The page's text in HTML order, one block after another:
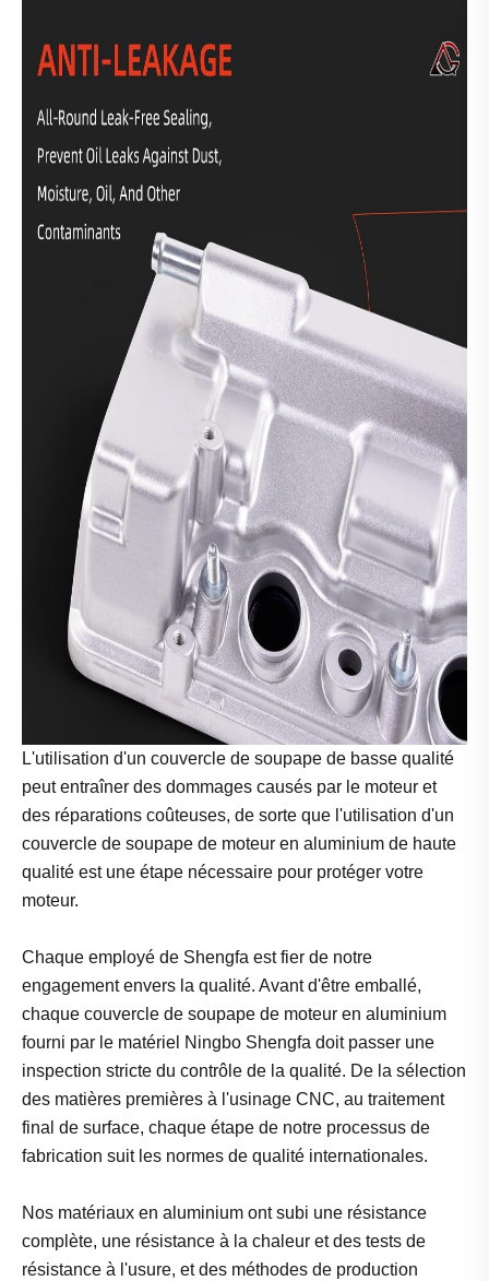
L'utilisation d'un couvercle de soupape de basse qualité
peut entraîner des dommages causés par le moteur et
des réparations coûteuses, de sorte que l'utilisation d'un
couvercle de soupape de moteur en aluminium de haute
qualité est une étape nécessaire pour protéger votre
moteur.
Chaque employé de Shengfa est fier de notre
engagement envers la qualité. Avant d'être emballé,
chaque couvercle de soupape de moteur en aluminium
fourni par le matériel Ningbo Shengfa doit passer une
inspection stricte du contrôle de la qualité. De la sélection
des matières premières à l'usinage CNC, au traitement
final de surface, chaque étape de notre processus de
fabrication suit les normes de qualité internationales.
Nos matériaux en aluminium ont subi une résistance
complète, une résistance à la chaleur et des tests de
résistance à l'usure, et des méthodes de production